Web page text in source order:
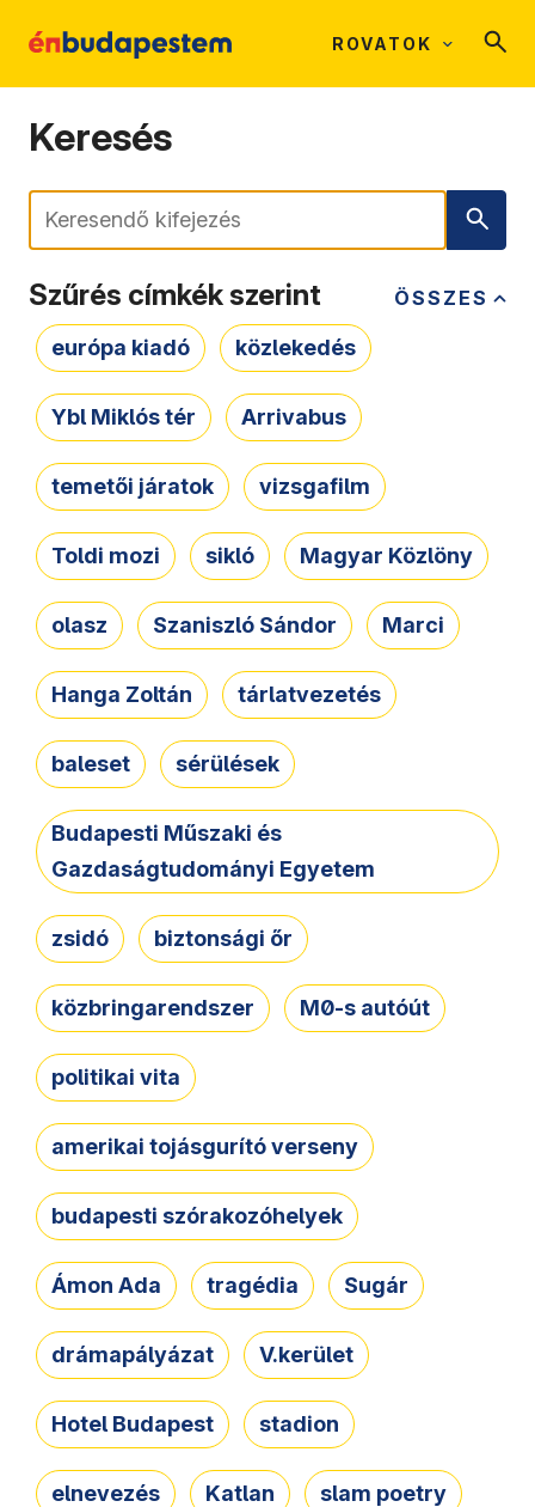
ROVATOK
Keresés
Keresés
ÖSSZES
Szűrés címkék szerint
európa kiadó közlekedés
Ybl Miklós tér Arrivabus
temetői járatok vizsgafilm
Toldi mozi sikló Magyar Közlöny
olasz Szaniszló Sándor Marci
Hanga Zoltán tárlatvezetés
baleset sérülések
Budapesti Műszaki és
Gazdaságtudományi Egyetem
zsidó biztonsági őr
közbringarendszer M0-s autóút
politikai vita
amerikai tojásgurító verseny
budapesti szórakozóhelyek
Ámon Ada tragédia Sugár
drámapályázat V.kerület
Hotel Budapest stadion
elnevezés Katlan slam poetry